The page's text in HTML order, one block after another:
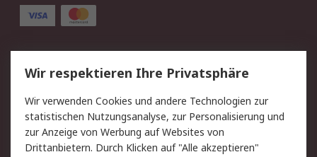
Service
Value Added Services
Lieferlösungen
Rücksendung/Entsorgung Kontakt
Hilfe
Wir respektieren Ihre Privatsphäre
Wir verwenden Cookies und andere Technologien zur
statistischen Nutzungsanalyse, zur Personalisierung und
zur Anzeige von Werbung auf Websites von
Drittanbietern. Durch Klicken auf "Alle akzeptieren"